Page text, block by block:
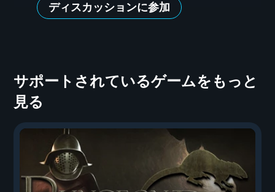
ディスカッションに参加
サポートされているゲームをもっと
見る